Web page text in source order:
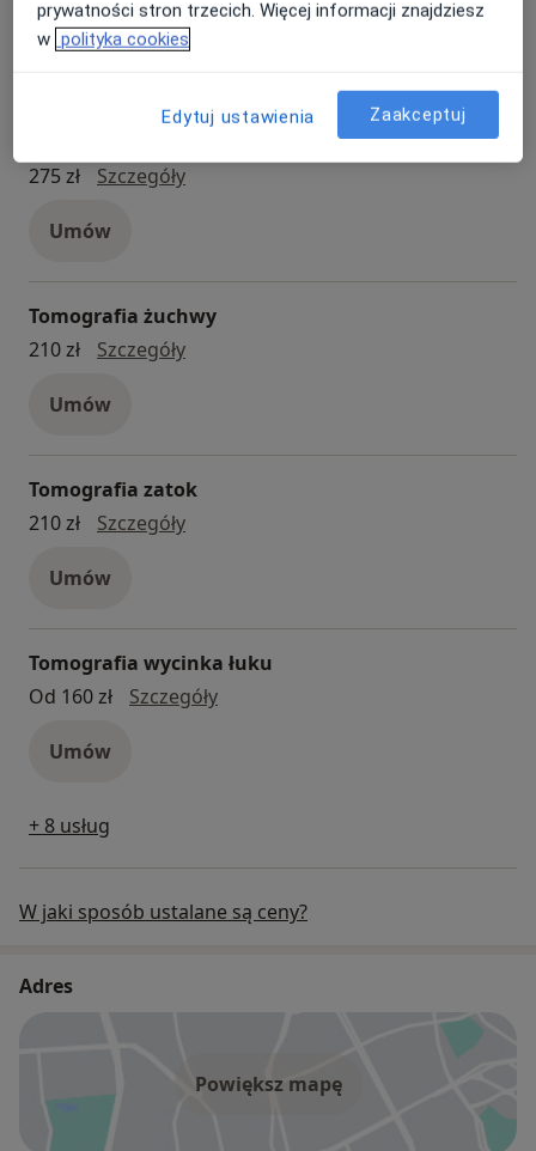
implantologicznych. Oferowane badania mogą być
również wykorzystane w diagnostyce próchnicy,
stanów zapalnych i w innych przypadkach, zgodnie z
zaleceniami lekarza.
Umów
275 zł
SzczegółyTomografia szczęki i żuchwy
Umów
Tomografia żuchwy
210 zł
SzczegółyTomografia żuchwy
Umów
Tomografia zatok
210 zł
SzczegółyTomografia zatok
Umów
Tomografia wycinka łuku
Od 160 zł
SzczegółyTomografia wycinka łuku
Umów
+ 8 usług
W jaki sposób ustalane są ceny?
Adres
Powiększ mapę
prywatności stron trzecich. Więcej informacji znajdziesz
w polityka cookies
Edytuj ustawienia Zaakceptuj